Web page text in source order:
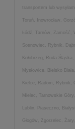
transportem lub
Toruń, Inowrocław,
Łódź, Tarnów, Zamość,
Sosnowiec, Rybnik,
Kołobrzeg, Ruda
Mysłowice, Bielsko
Kielce, Radom, Rybnik,
Mielec, Tarnowskie
Lublin, Piaseczno,
Głogów, Zgorzelec,